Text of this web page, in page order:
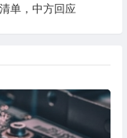
单，中方回应